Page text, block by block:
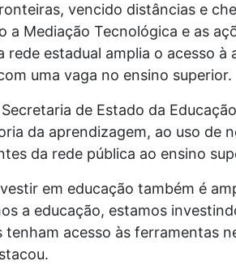
vencido distâncias e
Mediação Tecnológica e as
estadual amplia o acesso à
uma vaga no ensino superior.
de Estado da
da aprendizagem, ao uso de
da rede pública ao ensino
em educação também é
a educação, estamos
acesso às ferramentas